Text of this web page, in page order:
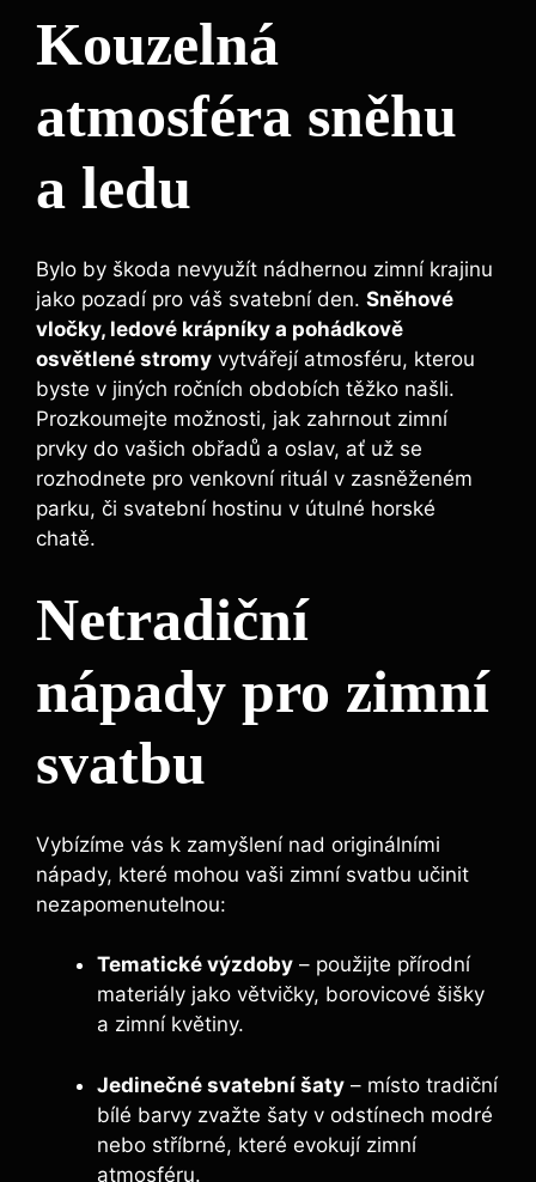
Kouzelná
atmosféra sněhu
a ledu
Bylo by škoda nevyužít nádhernou zimní krajinu
jako pozadí pro váš svatební den. Sněhové
vločky, ledové krápníky a pohádkově
osvětlené stromy vytvářejí atmosféru, kterou
byste v jiných ročních obdobích těžko našli.
Prozkoumejte možnosti, jak zahrnout zimní
prvky do vašich obřadů a oslav, ať už se
rozhodnete pro venkovní rituál v zasněženém
parku, či svatební hostinu v útulné horské
chatě.
Netradiční
nápady pro zimní
svatbu
Vybízíme vás k zamyšlení nad originálními
nápady, které mohou vaši zimní svatbu učinit
nezapomenutelnou:
Tematické výzdoby – použijte přírodní
materiály jako větvičky, borovicové šišky
a zimní květiny.
Jedinečné svatební šaty – místo tradiční
bílé barvy zvažte šaty v odstínech modré
nebo stříbrné, které evokují zimní
atmosféru.